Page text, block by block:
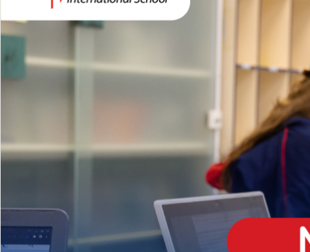
EDUCAÇÃO INFANTIL
Inglês todos os dias
MÉDIO
igh School
Dupla Diplomação